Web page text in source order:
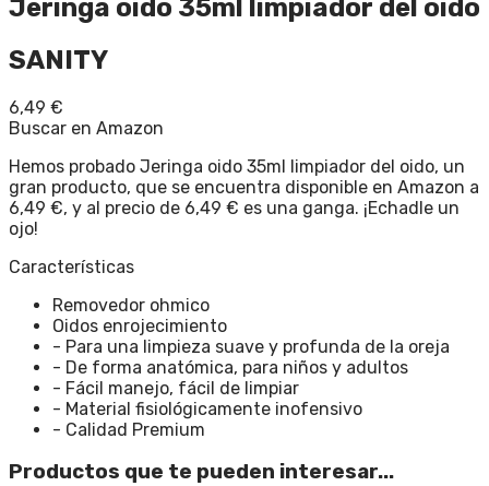
Jeringa oido 35ml limpiador del oido
SANITY
6,49 €
Buscar en Amazon
Hemos probado Jeringa oido 35ml limpiador del oido, un
gran producto, que se encuentra disponible en Amazon a
6,49 €, y al precio de 6,49 € es una ganga. ¡Echadle un
ojo!
Características
Removedor ohmico
Oidos enrojecimiento
- Para una limpieza suave y profunda de la oreja
- De forma anatómica, para niños y adultos
- Fácil manejo, fácil de limpiar
- Material fisiológicamente inofensivo
- Calidad Premium
Productos que te pueden interesar...